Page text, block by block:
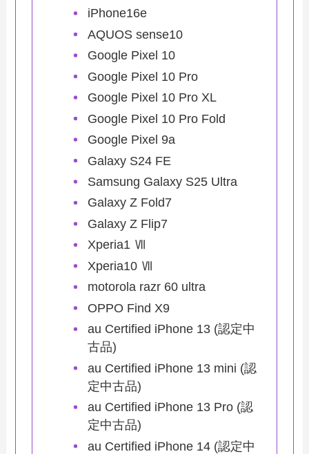
iPhone16e
AQUOS sense10
Google Pixel 10
Google Pixel 10 Pro
Google Pixel 10 Pro XL
Google Pixel 10 Pro Fold
Google Pixel 9a
Galaxy S24 FE
Samsung Galaxy S25 Ultra
Galaxy Z Fold7
Galaxy Z Flip7
Xperia1 Ⅶ
Xperia10 Ⅶ
motorola razr 60 ultra
OPPO Find X9
au Certified iPhone 13 (認定中
古品)
au Certified iPhone 13 mini (認
定中古品)
au Certified iPhone 13 Pro (認
定中古品)
au Certified iPhone 14 (認定中